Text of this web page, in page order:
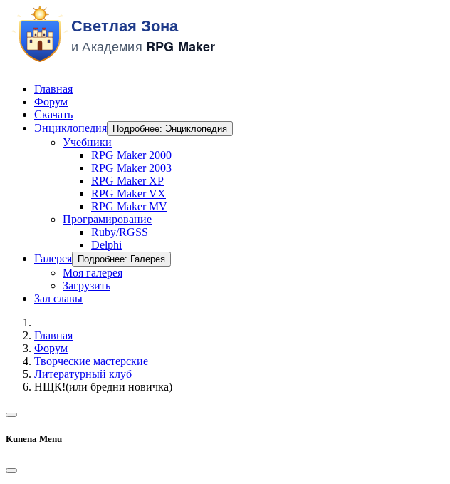
Главная
Форум
Скачать
Энциклопедия
Подробнее: Энциклопедия
Учебники
RPG Maker 2000
RPG Maker 2003
RPG Maker XP
RPG Maker VX
RPG Maker MV
Програмирование
Ruby/RGSS
Delphi
Галерея
Подробнее: Галерея
Моя галерея
Загрузить
Зал славы
Главная
Форум
Творческие мастерские
Литературный клуб
НЩК!(или бредни новичка)
Kunena Menu